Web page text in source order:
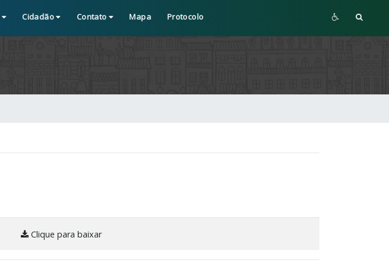
Cidadão Contato Mapa Protocolo
Clique para baixar